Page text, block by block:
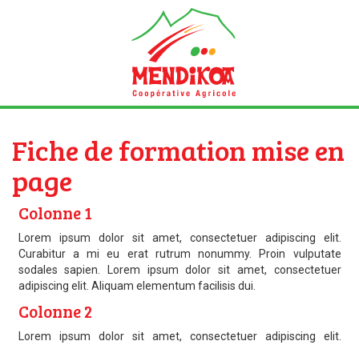
Fiche de formation mise en
page
Colonne 1
Lorem ipsum dolor sit amet, consectetuer adipiscing elit.
Curabitur a mi eu erat rutrum nonummy. Proin vulputate
sodales sapien. Lorem ipsum dolor sit amet, consectetuer
adipiscing elit. Aliquam elementum facilisis dui.
Colonne 2
Lorem ipsum dolor sit amet, consectetuer adipiscing elit.